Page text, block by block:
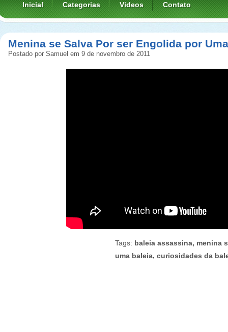
Inicial Categorias Videos Contato
Menina se Salva Por ser Engolida por
Postado por Samuel em 9 de novembro de 2011
Tags: baleia assassina, menina
uma baleia, curiosidades da